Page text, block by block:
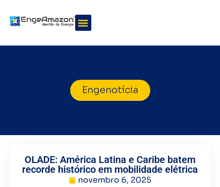
Engenotícia
OLADE: América Latina e Caribe batem
recorde histórico em mobilidade elétrica
novembro 6, 2025